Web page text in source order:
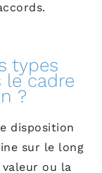
types
le cadre
?
disposition
sur le long
ou la